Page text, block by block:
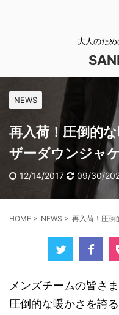
大人のた
NEWS
再入荷！圧倒的
ザーダウンジャ
12/14/2017 09/30/
HOME > NEWS > 再入荷！圧
メンズチームの皆さ
圧倒的な暖かさを誇